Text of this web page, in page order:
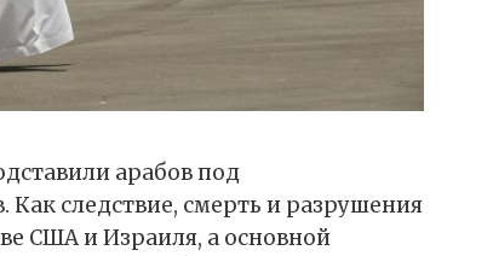
арабов под
следствие, смерть и разрушения
США и Израиля, а основной